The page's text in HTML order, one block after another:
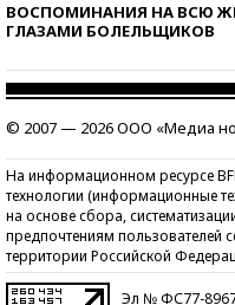
ВОСПОМИНАНИЯ НА ВСЮ
ГЛАЗАМИ БОЛЕЛЬЩИКОВ
© 2007 — 2026 ООО «Медиа
На информационном ресурсе
технологии (информационные
на основе сбора,
предпочтениям пользователей
территории Российской
Эл № ФС77-